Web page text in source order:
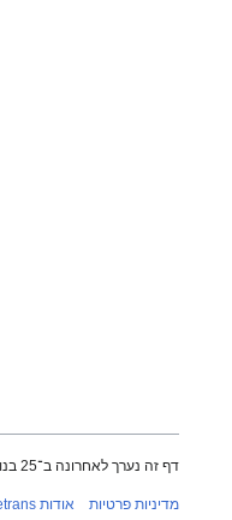
דף זה נערך לאחרונה ב־25 בנובמבר 2013, בשעה 11:48.
מדיניות פרטיות אודות poetrans